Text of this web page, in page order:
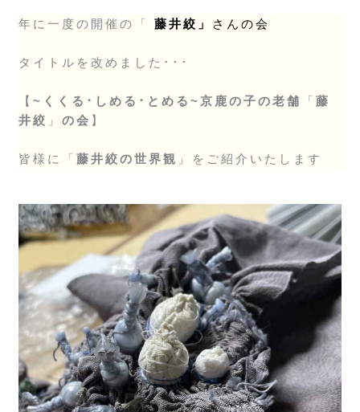
年に一度の開催の「 藤井絞」 さんの会
タイトルを改めました･･･
【~くくる･しめる･とめる~京鹿の子の老舗 「藤
井絞 」の会 】
皆様に「藤井絞の世界観 」をご紹介いたします